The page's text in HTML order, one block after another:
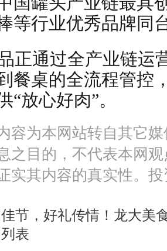
等行业优秀品牌同
正通过全产业链运
餐桌的全流程管控
“放心好肉”。
容为本网站转自其它
之目的，不代表本网
实其内容的真实性。
节，好礼传情！龙大美
表